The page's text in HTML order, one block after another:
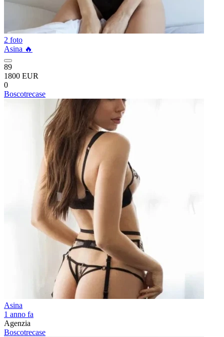
2 foto
Asina 🔥
89
1800 EUR
0
Boscotrecase
Asina
1 anno fa
Agenzia
Boscotrecase